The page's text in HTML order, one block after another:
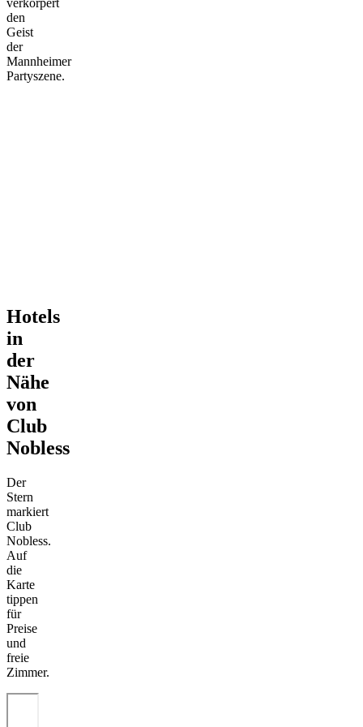
verkörpert
den
Geist
der
Mannheimer
Partyszene.
Hotels
in
der
Nähe
von
Club
Nobless
Der
Stern
markiert
Club
Nobless.
Auf
die
Karte
tippen
für
Preise
und
freie
Zimmer.